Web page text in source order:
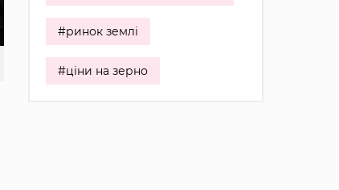
#ринок землі
#ціни на зерно